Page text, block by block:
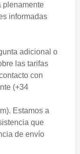
plenamente
informadas
adicional o
las tarifas
con
(+34
Estamos a
que
de envío